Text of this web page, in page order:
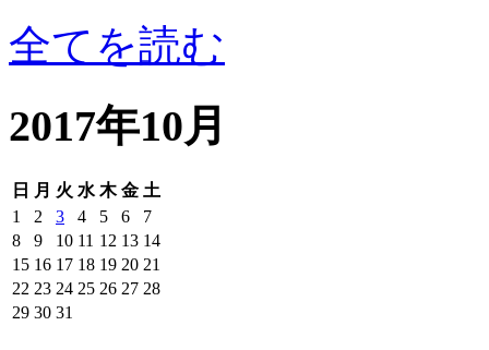
全てを読む
2017年10月
日 月 火 水 木 金 土
1
2 3 4 5 6
7
8
9 10 11 12 13 14
15 16 17 18 19 20 21
22 23 24 25 26 27 28
29 30 31